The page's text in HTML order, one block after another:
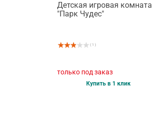
Детская игровая комната
"Парк Чудес"
( 1 )
только под заказ
Купить в 1 клик